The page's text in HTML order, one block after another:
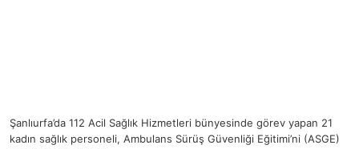
Şanlıurfa’da 112 Acil Sağlık Hizmetleri bünyesinde görev yapan 21
kadın sağlık personeli, Ambulans Sürüş Güvenliği Eğitimi’ni (ASGE)